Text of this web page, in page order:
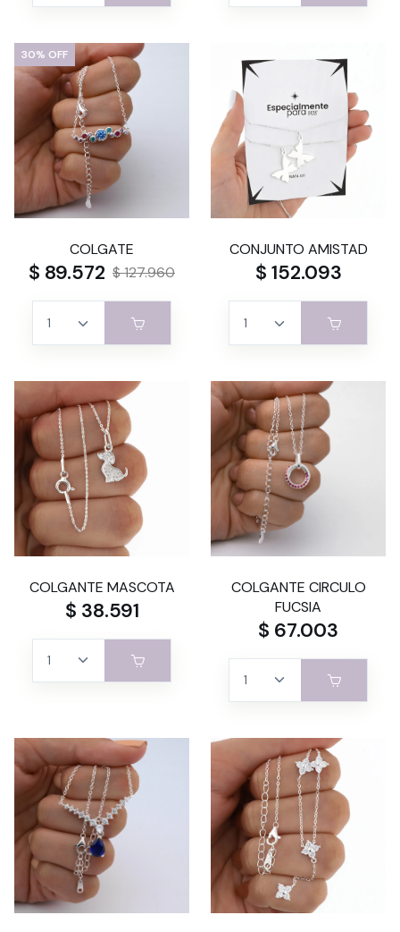
30% OFF
COLGATE
$ 89.572 $ 127.960
CONJUNTO AMISTAD
$ 152.093
COLGANTE MASCOTA
$ 38.591
COLGANTE CIRCULO
FUCSIA
$ 67.003